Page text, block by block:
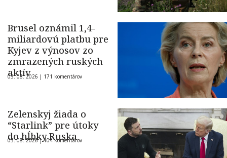
Brusel oznámil 1,4-
miliardovú platbu pre
Kyjev z výnosov zo
zmrazených ruských
aktív
05. 08. 2026 | 171 komentárov
Zelenskyj žiada o
“Starlink” pre útoky
do hĺbky Ruska
05. 08. 2026 |104 komentárov